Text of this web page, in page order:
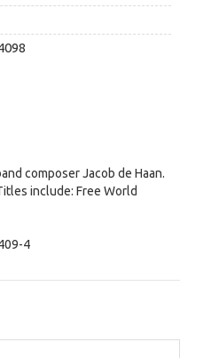
composer Jacob de Haan.
include: Free World
4